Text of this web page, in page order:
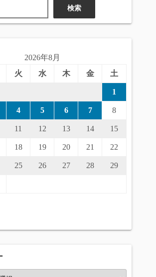
検索
2026年8月
火 水 木 金 土
1
4 5 6 7 8
11 12 13 14 15
18 19 20 21 22
25 26 27 28 29